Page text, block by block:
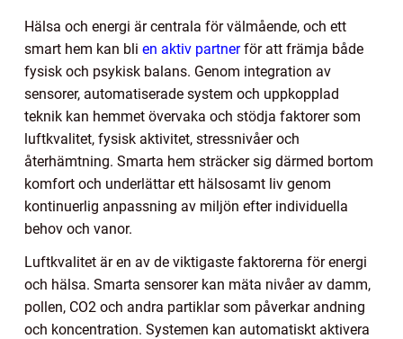
Hälsa och energi är centrala för välmående, och ett
smart hem kan bli en aktiv partnerför att främja både
fysisk och psykisk balans. Genom integration av
sensorer, automatiserade system och uppkopplad
teknik kan hemmet övervaka och stödja faktorer som
luftkvalitet, fysisk aktivitet, stressnivåer och
återhämtning. Smarta hem sträcker sig därmed bortom
komfort och underlättar ett hälsosamt liv genom
kontinuerlig anpassning av miljön efter individuella
behov och vanor.
Luftkvalitet är en av de viktigaste faktorerna för energi
och hälsa. Smarta sensorer kan mäta nivåer av damm,
pollen, CO2 och andra partiklar som påverkar andning
och koncentration. Systemen kan automatiskt aktivera